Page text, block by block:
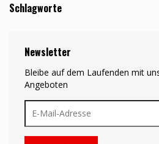
Schlagworte
Newsletter
Bleibe auf dem Laufenden mit
Angeboten